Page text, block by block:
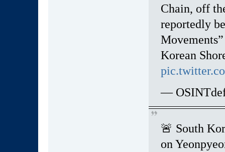
Chain, off
reportedly
Korean
—
🚨 South
on